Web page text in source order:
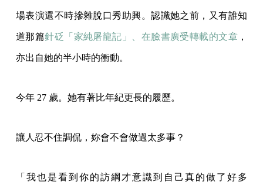
場表演還不時摻雜脫口秀助興。認識她之前，又有誰知
道那篇針砭「家純屠龍記」、在臉書廣受轉載的文章 ，
亦出自她的半小時的衝動。
今年 27 歲。她有著比年紀更長的履歷。
讓人忍不住調侃，妳會不會做過太多事？
「我也是看到你的訪綱才意識到自己真的做了好多